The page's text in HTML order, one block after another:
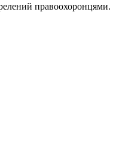
правоохоронцями.